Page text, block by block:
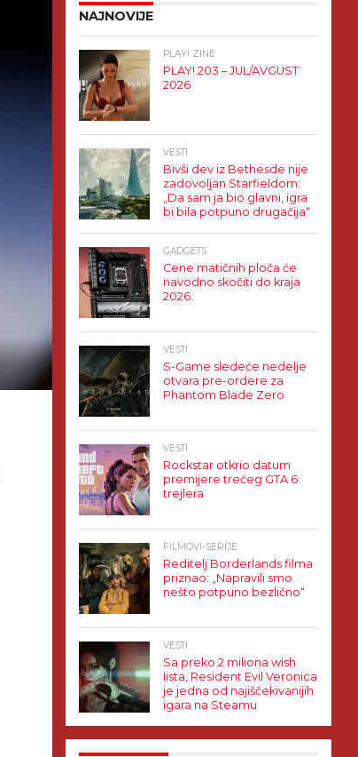
NAJNOVIJE
PLAY! ZINE
PLAY! 203 – JUL/AVGUST
2026
VESTI
Bivši dev iz Bethesde nije
zadovoljan Starfieldom:
„Da sam ja bio glavni, igra
bi bila potpuno drugačija“
GADGETS
Cene matičnih ploča će
navodno skočiti do kraja
2026.
VESTI
S-Game sledeće nedelje
otvara pre-ordere za
Phantom Blade Zero
VESTI
Rockstar otkrio datum
premijere trećeg GTA 6
trejlera
FILMOVI-SERIJE
Reditelj Borderlands filma
priznao: „Napravili smo
nešto potpuno bezlično“
VESTI
Sa preko 2 miliona wish
lista, Resident Evil Veronica
je jedna od najiščekivanijih
igara na Steamu